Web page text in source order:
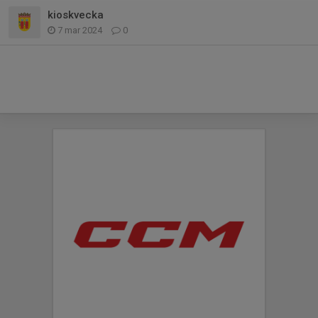
kioskvecka
7 mar 2024 0